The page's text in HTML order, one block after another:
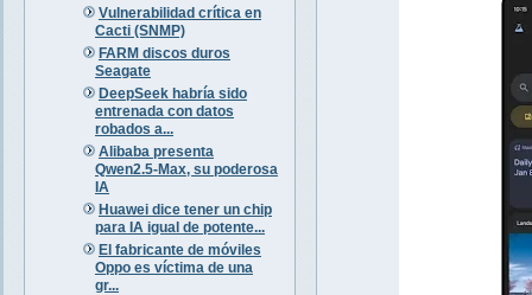
Vulnerabilidad crítica en
Cacti (SNMP)
FARM discos duros
Seagate
DeepSeek habría sido
entrenada con datos
robados a...
Alibaba presenta
Qwen2.5-Max, su poderosa
IA
Huawei dice tener un chip
para IA igual de potente...
El fabricante de móviles
Oppo es víctima de una
gr...